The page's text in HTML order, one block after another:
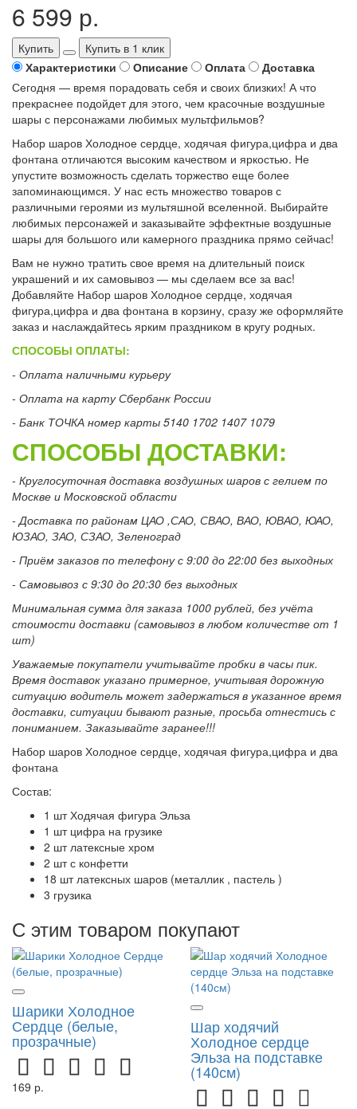
6 599 р.
Купить
Купить в 1 клик
Характеристики
Описание Оплата
Доставка
Сегодня — время порадовать себя и своих близких! А что
прекраснее подойдет для этого, чем красочные воздушные
шары с персонажами любимых мультфильмов?
Набор шаров Холодное сердце, ходячая фигура,цифра и два
фонтана отличаются высоким качеством и яркостью. Не
упустите возможность сделать торжество еще более
запоминающимся. У нас есть множество товаров с
различными героями из мультяшной вселенной. Выбирайте
любимых персонажей и заказывайте эффектные воздушные
шары для большого или камерного праздника прямо сейчас!
Вам не нужно тратить свое время на длительный поиск
украшений и их самовывоз — мы сделаем все за вас!
Добавляйте Набор шаров Холодное сердце, ходячая
фигура,цифра и два фонтана в корзину, сразу же оформляйте
заказ и наслаждайтесь ярким праздником в кругу родных.
СПОСОБЫ ОПЛАТЫ:
- Оплата наличными курьеру
- Оплата на карту Сбербанк России
- Банк ТОЧКА номер карты 5140 1702 1407 1079
СПОСОБЫ ДОСТАВКИ:
- Круглосуточная доставка воздушных шаров с гелием по
Москве и Московской области
- Доставка по районам ЦАО ,САО, СВАО, ВАО, ЮВАО, ЮАО,
ЮЗАО, ЗАО, СЗАО, Зеленоград
- Приём заказов по телефону с 9:00 до 22:00 без выходных
- Самовывоз с 9:30 до 20:30 без выходных
Минимальная сумма для заказа 1000 рублей, без учёта
стоимости доставки (самовывоз в любом количестве от 1
шт)
Уважаемые покупатели учитывайте пробки в часы пик.
Время доставок указано примерное, учитывая дорожную
ситуацию водитель может задержаться в указанное время
доставки, ситуации бывают разные, просьба отнестись с
пониманием. Заказывайте заранее!!!
Набор шаров Холодное сердце, ходячая фигура,цифра и два
фонтана
Состав:
1 шт Ходячая фигура Эльза
1 шт цифра на грузике
2 шт латексные хром
2 шт с конфетти
18 шт латексных шаров (металлик , пастель )
3 грузика
С этим товаром покупают
Шарики Холодное
Сердце (белые,
прозрачные)
169 р.
Шар ходячий
Холодное сердце
Эльза на подставке
(140см)